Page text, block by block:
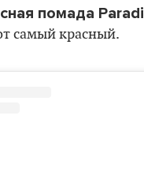
помада
самый красный.